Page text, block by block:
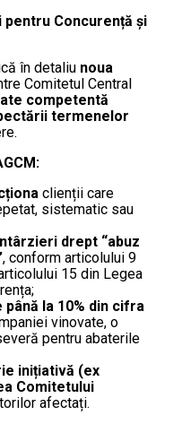
Concurență și
în detaliu noua
Comitetul Central
competentă
termenelor
clienții care
sistematic sau
drept “abuz
, conform articolului 9
15 din Legea
până la 10% din cifra
vinovate, o
pentru abaterile
inițiativă (ex
Comitetului
afectați.